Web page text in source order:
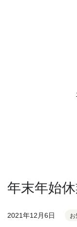
年末年始
2021年12月6日